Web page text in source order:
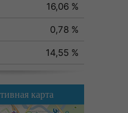
16,06 %
0,78 %
14,55 %
карта